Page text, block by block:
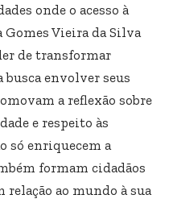
onde o acesso à
Vieira da Silva
de transformar
busca envolver seus
a reflexão sobre
e respeito às
só enriquecem a
formam cidadãos
ao mundo à sua